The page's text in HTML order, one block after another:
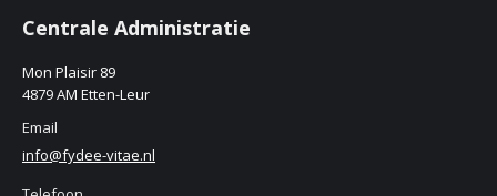
Centrale Administratie
Mon Plaisir 89
4879 AM Etten-Leur
Email
info@fydee-vitae.nl